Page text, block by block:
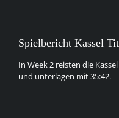
Bild
Spielbericht Kassel
In Week 2 reisten die
und unterlagen mit 35:42.